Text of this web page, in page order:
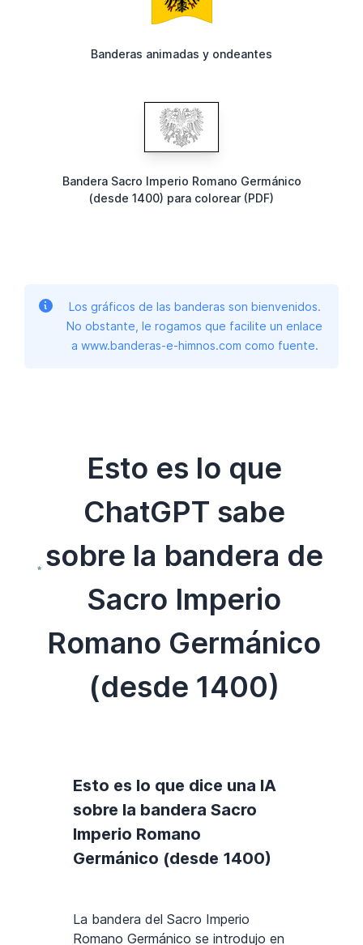
Banderas animadas y ondeantes
Bandera Sacro Imperio Romano Germánico
(desde 1400) para colorear (PDF)
Los gráficos de las banderas son bienvenidos.
No obstante, le rogamos que facilite un enlace
a www.banderas-e-himnos.com como fuente.
Esto es lo que
ChatGPT sabe
sobre la bandera de
Sacro Imperio
Romano Germánico
(desde 1400)
Esto es lo que dice una IA
sobre la bandera Sacro
Imperio Romano
Germánico (desde 1400)
La bandera del Sacro Imperio
Romano Germánico se introdujo en